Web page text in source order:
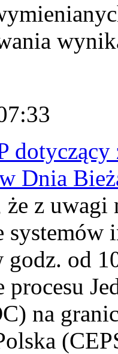
dotyczący
Dnia
z uwagi
godz. od
procesu
na